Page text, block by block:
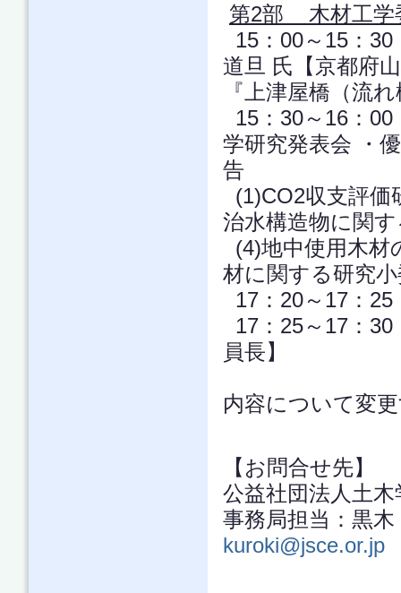
第2部 木材工学
15：00～15：
道旦 氏【京都府
『上津屋橋（流
15：30～16：
学研究発表会 ・
告
(1)CO2収支評価
治水構造物に関
(4)地中使用木材
材に関する研究
17：20～17：
17：25～17：
員長】
内容について変
【お問合せ先】
公益社団法人土
事務局担当：黒
kuroki@jsce.or.jp